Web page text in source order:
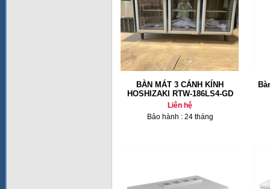
BÀN MÁT 3 CÁNH KÍNH
HOSHIZAKI RTW-186LS4-GD
Liên hệ
Bảo hành : 24 tháng